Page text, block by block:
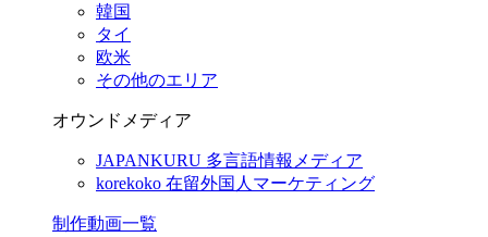
韓国
タイ
欧米
その他のエリア
オウンドメディア
JAPANKURU 多言語情報メディア
korekoko 在留外国人マーケティング
制作動画一覧